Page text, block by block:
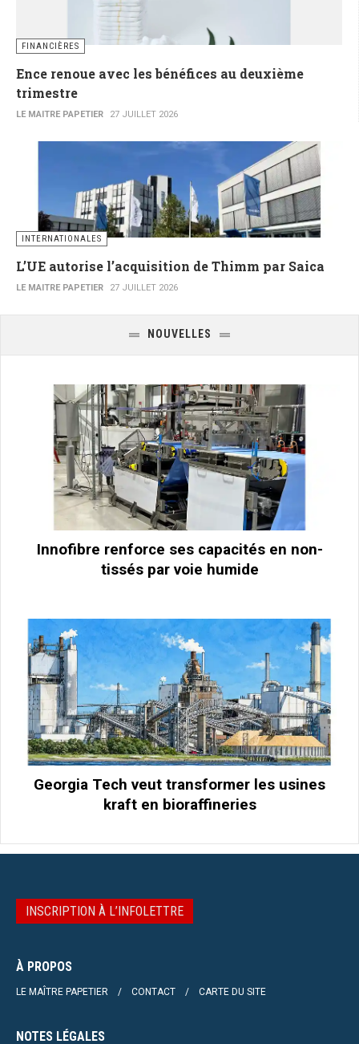
FINANCIÈRES
Ence renoue avec les bénéfices au deuxième
trimestre
LE MAITRE PAPETIER 27 JUILLET 2026
INTERNATIONALES
L’UE autorise l’acquisition de Thimm par Saica
LE MAITRE PAPETIER 27 JUILLET 2026
NOUVELLES
Innofibre renforce ses capacités en non-
tissés par voie humide
Georgia Tech veut transformer les usines
kraft en bioraffineries
INSCRIPTION À L’INFOLETTRE
À PROPOS
LE MAÎTRE PAPETIER CONTACT CARTE DU SITE
NOTES LÉGALES